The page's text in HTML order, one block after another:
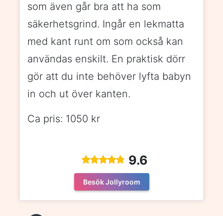
som även går bra att ha som
säkerhetsgrind. Ingår en lekmatta
med kant runt om som också kan
användas enskilt. En praktisk dörr
gör att du inte behöver lyfta babyn
in och ut över kanten.
Ca pris: 1050 kr
9.6
Besök Jollyroom